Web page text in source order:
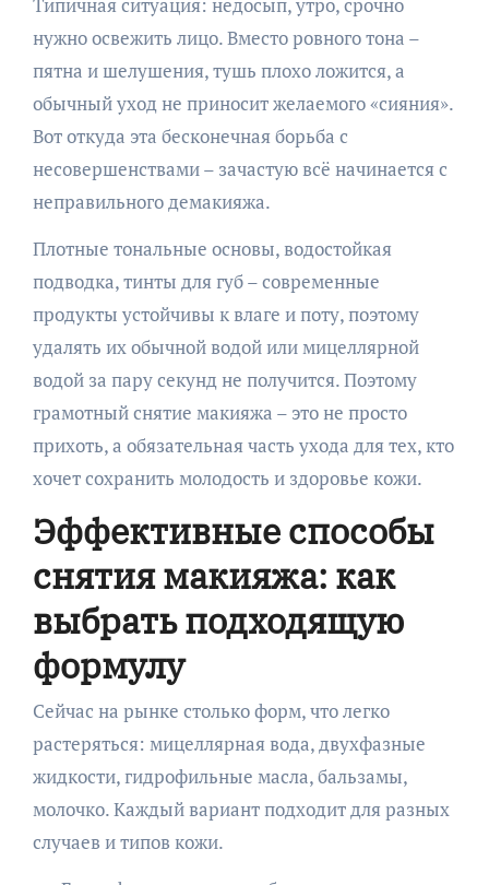
нужно освежить лицо. Вместо ровного тона –
пятна и шелушения, тушь плохо ложится, а
обычный уход не приносит желаемого «сияния».
Вот откуда эта бесконечная борьба с
несовершенствами – зачастую всё начинается с
неправильного демакияжа.
Плотные тональные основы, водостойкая
подводка, тинты для губ – современные
продукты устойчивы к влаге и поту, поэтому
удалять их обычной водой или мицеллярной
водой за пару секунд не получится. Поэтому
грамотный снятие макияжа – это не просто
прихоть, а обязательная часть ухода для тех, кто
хочет сохранить молодость и здоровье кожи.
Эффективные способы
снятия макияжа: как
выбрать подходящую
формулу
Сейчас на рынке столько форм, что легко
растеряться: мицеллярная вода, двухфазные
жидкости, гидрофильные масла, бальзамы,
молочко. Каждый вариант подходит для разных
случаев и типов кожи.